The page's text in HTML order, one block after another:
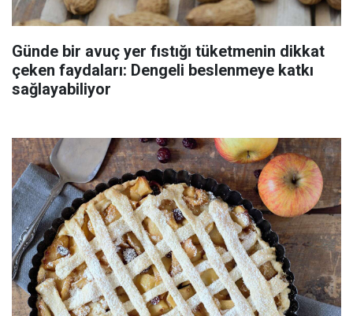
Günde bir avuç yer fıstığı tüketmenin dikkat
çeken faydaları: Dengeli beslenmeye katkı
sağlayabiliyor